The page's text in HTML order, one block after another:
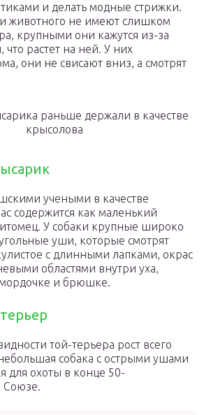
и делать модные стрижки.
животного не имеют слишком
крупными они кажутся из-за
растет на ней. У них
они не свисают вниз, а смотрят
раньше держали в качестве
крысолова
учеными в качестве
содержится как маленький
У собаки крупные широко
уши, которые смотрят
с длинными лапками, окрас
областями внутри уха,
мордочке и брюшке.
той-терьера рост всего
собака с острыми ушами
для охоты в конце 50-
Союзе.